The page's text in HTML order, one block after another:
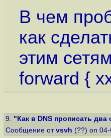
В чем
как
этим
forward {
9. "Как в DNS прописать
Сообщение от vsvh (??) on